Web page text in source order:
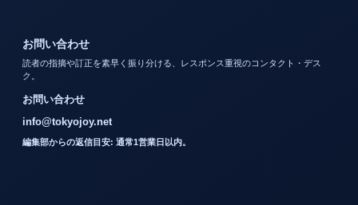
お問い合わせ
読者の指摘や訂正を素早く振り分ける、レスポンス重視のコンタクト・デス
ク。
お問い合わせ
info@tokyojoy.net
編集部からの返信目安: 通常1営業日以内。